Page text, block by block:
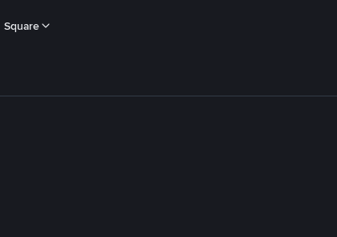
Square